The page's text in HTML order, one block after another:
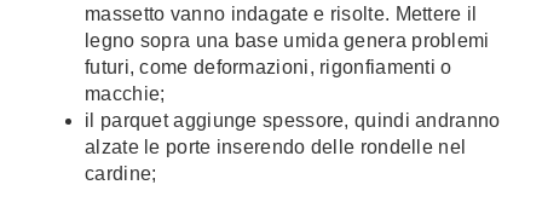
massetto vanno indagate e risolte. Mettere il
legno sopra una base umida genera problemi
futuri, come deformazioni, rigonfiamenti o
macchie;
il parquet aggiunge spessore, quindi andranno
alzate le porte inserendo delle rondelle nel
cardine;